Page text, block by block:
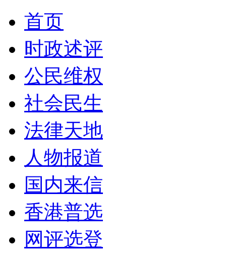
首页
时政述评
公民维权
社会民生
法律天地
人物报道
国内来信
香港普选
网评选登